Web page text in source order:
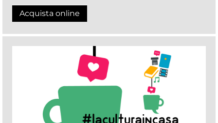
Acquista online